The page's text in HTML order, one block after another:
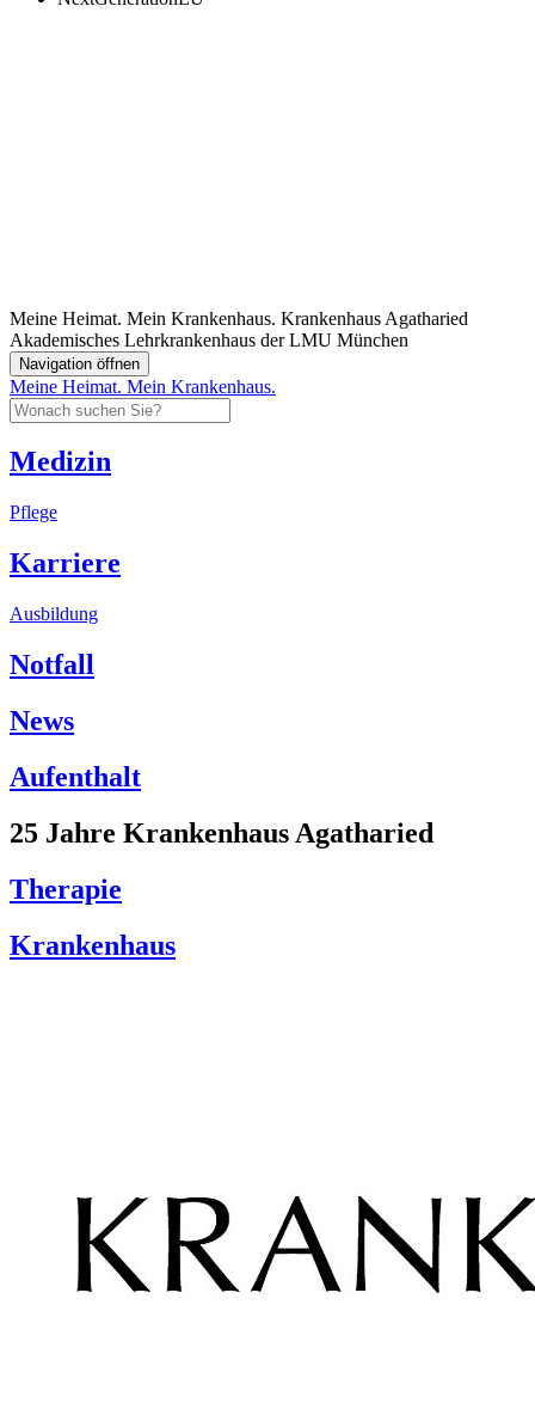
Meine Heimat. Mein Krankenhaus. Krankenhaus Agatharied
Akademisches Lehrkrankenhaus der LMU München
Navigation öffnen
Meine Heimat. Mein Krankenhaus.
Medizin
Pflege
Karriere
Ausbildung
Notfall
News
Aufenthalt
25 Jahre Krankenhaus Agatharied
Therapie
Krankenhaus